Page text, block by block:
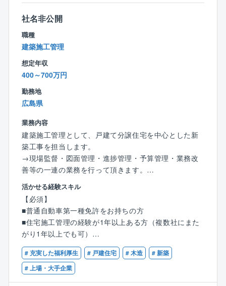
務に取り組むことができます！
【働く環境について】
◆ご経験に応じて前職年収を保障。マネジメント経験
をお持ちの方であれば管理職候補としてお迎えいたし
ます。これまでのキャリアをしっかり活かせる環境で
す。
◆外注先（約3,000社）の協力業者は同社をよく知る職
人たちのため、連携が取りやすく、施工管理がしやす
◆担当現場は拠点から車で1時間～1時間半圏内です
（社用車あり）遠方への出張がなく、ご自宅近くで安
心して働くことができます。
◆徹底した分業制と積極的なDX化を推進しているた
め、WLBを整えやすい環境です。
休暇制度も充実。全社で残業削減に取り組み、定時退
社を目指しています。ご家族との時間もしっかり取
れ、プライベートとの両立が実現できます。
◆「業界トップを目指す」という明確な目標の元、年
次関係なく活躍できる風通しのよい社風も魅力です。
社名非公開
職種
建築施工管理
想定年収
400～700万円
勤務地
広島県
業務内容
建築施工管理として、戸建て分譲住宅を中心とした新
築工事を担当します。
→現場監督・図面管理・進捗管理・予算管理・業務改
善等の一連の業務を行って頂きます。
【具体的な業務】
住宅建設前に職人さんに資材を手配したり建設現場で
安全確認やスケジュール管理をするお仕事です。
現場で手を動かす仕事ではなく、滞りなく順調に作業
が進んでいるか、品質と安全を保てているか管理をす
るお仕事です。
自分が手掛けた住宅が無事完成した時の達成感は格別
です。
活かせる経験スキル
【必須】
■普通自動車第一種免許をお持ちの方
■住宅施工管理の経験が1年以上ある方（複数社にまた
がり1年以上でも可）
【歓迎】
■建築施工管理技士の資格をお持ちの方
■建築士の資格をお持ちの方
# 充実した福利厚生 # 戸建住宅 # 木造
# 新築
# 上場・大手企業